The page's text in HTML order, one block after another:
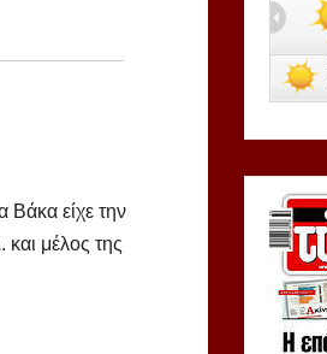
είχε την
μέλος της